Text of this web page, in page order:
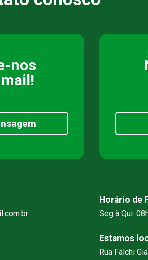
nos
Horário de
Seg à Qui:
Estamos
Rua Falchi